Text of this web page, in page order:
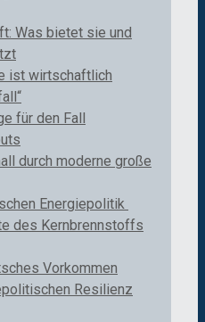
Was bietet sie und
ist wirtschaftlich
für den Fall
durch moderne große
Energiepolitik
des Kernbrennstoffs
Vorkommen
Resilienz